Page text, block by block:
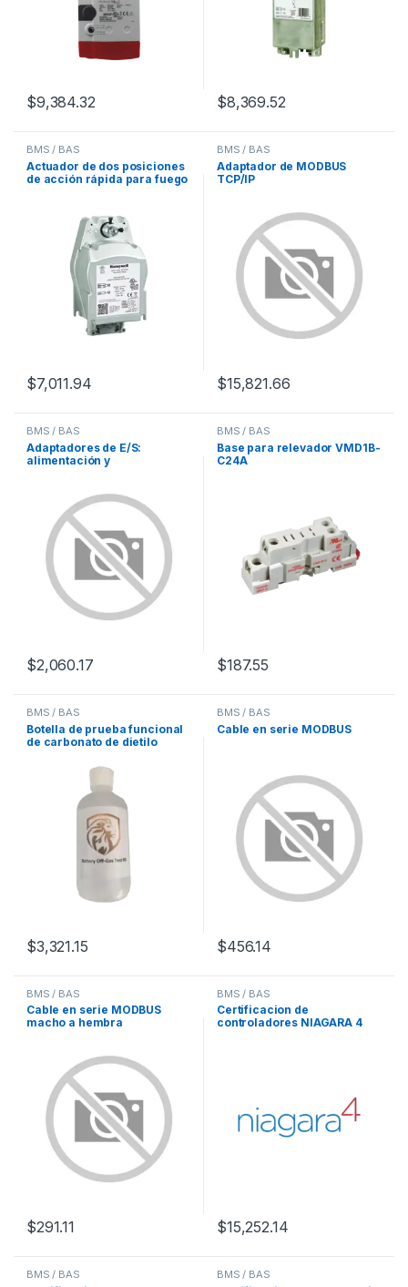
$9,384.32 $8,369.52
BMS / BAS
Actuador de dos posiciones
de acción rápida para fuego
$7,011.94
BMS / BAS
Adaptador de MODBUS
TCP/IP
$15,821.66
BMS / BAS
Adaptadores de E/S:
alimentación y
$2,060.17
BMS / BAS
Base para relevador VMD1B-
C24A
$187.55
BMS / BAS
Botella de prueba funcional
de carbonato de dietilo
$3,321.15
BMS / BAS
Cable en serie MODBUS
$456.14
BMS / BAS
Cable en serie MODBUS
macho a hembra
$291.11
BMS / BAS
Certificacion de
controladores NIAGARA 4
$15,252.14
BMS / BAS BMS / BAS